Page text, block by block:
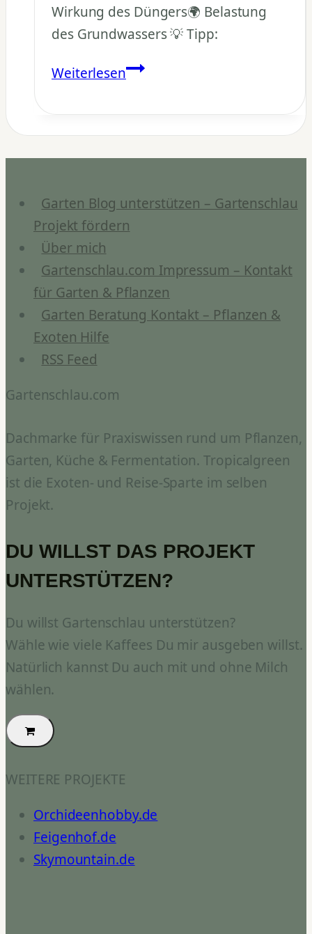
Wirkung des Düngers🌍 Belastung
des Grundwassers 💡 Tipp:
WeiterlesenWie
Regen
die
Düngung?
Garten Blog unterstützen – Gartenschlau
Projekt fördern
Über mich
Gartenschlau.com Impressum – Kontakt
für Garten & Pflanzen
Garten Beratung Kontakt – Pflanzen &
Exoten Hilfe
RSS Feed
Gartenschlau.com
Dachmarke für Praxiswissen rund um Pflanzen,
Garten, Küche & Fermentation. Tropicalgreen
ist die Exoten- und Reise-Sparte im selben
Projekt.
DU WILLST DAS PROJEKT
UNTERSTÜTZEN?
Du willst Gartenschlau unterstützen?
Wähle wie viele Kaffees Du mir ausgeben willst.
Natürlich kannst Du auch mit und ohne Milch
wählen.
WEITERE PROJEKTE
Orchideenhobby.de
Feigenhof.de
Skymountain.de